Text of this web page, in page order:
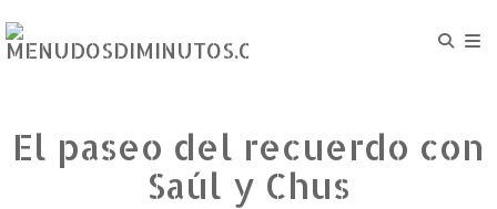
El paseo del recuerdo con
Saúl y Chus